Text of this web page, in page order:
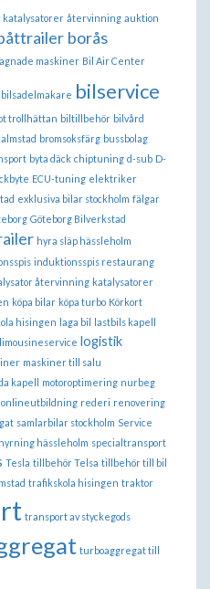
återvinning auktion
borås
maskiner Bil Air Center
bilsadelmakare bilservice
trollhättan biltillbehör bilvård
bromsoksfärg bussbolag
byta däck chiptuning d-sub D-
ECU-tuning elektriker
exklusiva bilar stockholm fälgar
Göteborg Bilverkstad
hyra släp hässleholm
induktionsspis restaurang
återvinning katalysatorer
köpa bilar köpa turbo Körkort
hisingen laga bil
lastbils kapell
limousineservice logistik
maskiner till salu
kapell motoroptimering nurbeg
onlineutbildning rederi renovering
samlarbilar stockholm Service
hässleholm specialtransport
Tesla tillbehör Telsa tillbehör till bil
trafikskola hisingen traktor
transport av styckegods
turboaggregat till